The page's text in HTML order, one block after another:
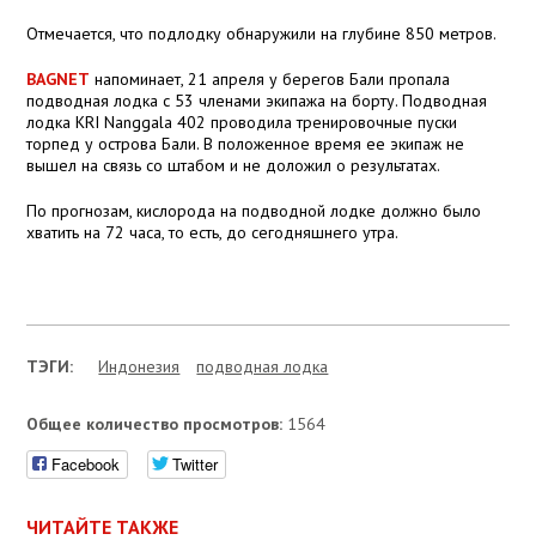
Отмечается, что подлодку обнаружили на глубине 850 метров.
BAGNET напоминает, 21 апреля у берегов Бали пропала
подводная лодка с 53 членами экипажа на борту. Подводная
лодка KRI Nanggala 402 проводила тренировочные пуски
торпед у острова Бали. В положенное время ее экипаж не
вышел на связь со штабом и не доложил о результатах.
По прогнозам, кислорода на подводной лодке должно было
хватить на 72 часа, то есть, до сегодняшнего утра.
ТЭГИ: Индонезия подводная лодка
Общее количество просмотров: 1564
Facebook Twitter
ЧИТАЙТЕ ТАКЖЕ